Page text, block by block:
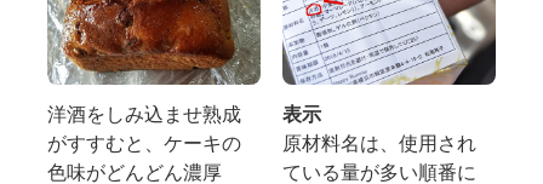
洋酒をしみ込ませ熟成
がすすむと、ケーキの
色味がどんどん濃厚
表示
原材料名は、使用され
ている量が多い順番に